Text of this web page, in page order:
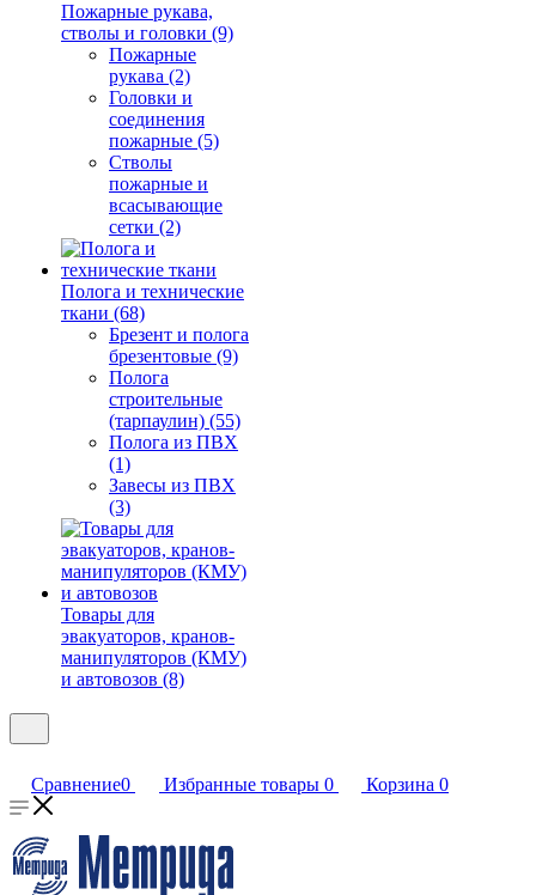
Пожарные рукава,
стволы и головки (9)
Пожарные
рукава (2)
Головки и
соединения
пожарные (5)
Стволы
пожарные и
всасывающие
сетки (2)
Полога и технические
ткани (68)
Брезент и полога
брезентовые (9)
Полога
строительные
(тарпаулин) (55)
Полога из ПВХ
(1)
Завесы из ПВХ
(3)
Товары для
эвакуаторов, кранов-
манипуляторов (КМУ)
и автовозов (8)
Сравнение0 Избранные товары 0 Корзина 0